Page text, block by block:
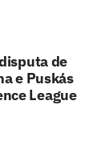
de
e Puskás
League